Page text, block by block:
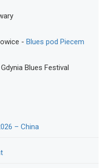
- Blues pod Piecem
Gdynia Blues Festival
– China